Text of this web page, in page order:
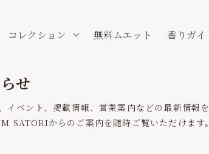
コレクション 無料ムエット 香りガイ
せ
イベント、掲載情報、営業案内などの最新情報を
SATORIからのご案内を随時ご覧いただけます。